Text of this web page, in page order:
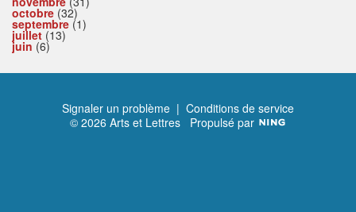
octobre (32)
septembre (1)
juillet (13)
juin (6)
Signaler un problème | Conditions de service
© 2026 Arts et Lettres Propulsé par